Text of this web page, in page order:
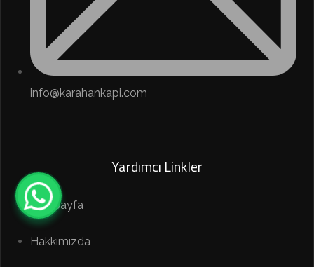
info@karahankapi.com
Yardımcı Linkler
Ana Sayfa
Hakkımızda